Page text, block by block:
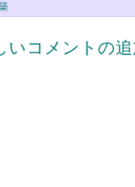
いコメントの